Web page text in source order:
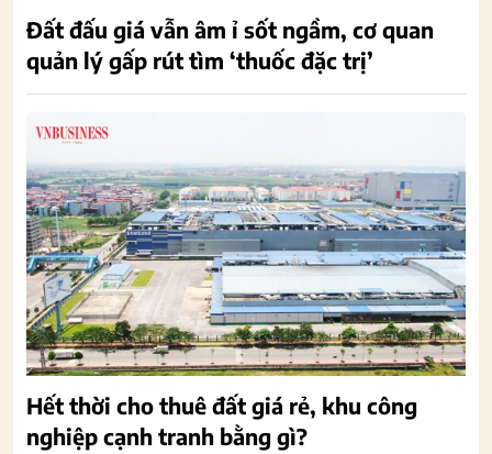
Đất đấu giá vẫn âm ỉ sốt ngầm, cơ quan
quản lý gấp rút tìm ‘thuốc đặc trị’
Hết thời cho thuê đất giá rẻ, khu công
nghiệp cạnh tranh bằng gì?